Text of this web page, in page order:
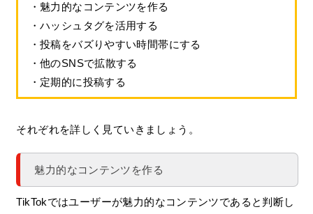
・魅力的なコンテンツを作る
・ハッシュタグを活用する
・投稿をバズりやすい時間帯にする
・他のSNSで拡散する
・定期的に投稿する
それぞれを詳しく見ていきましょう。
魅力的なコンテンツを作る
TikTokではユーザーが魅力的なコンテンツであると判断し